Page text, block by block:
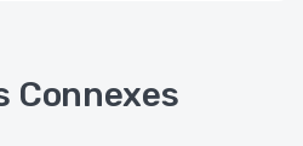
Connexes